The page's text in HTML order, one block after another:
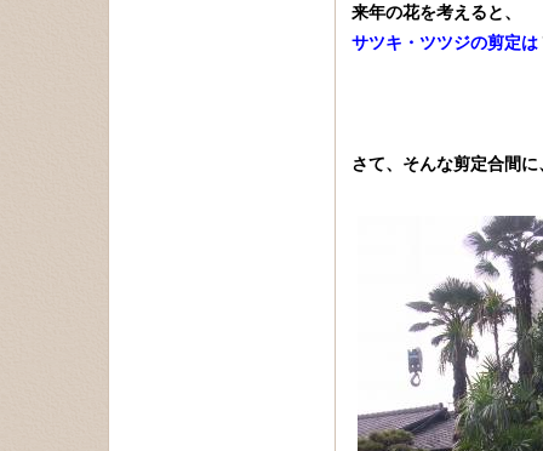
来年の花を考えると、
サツキ・ツツジの剪定は
さて、そんな剪定合間に